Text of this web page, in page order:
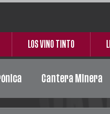
LOS VINO TINTO
Cantera Minera